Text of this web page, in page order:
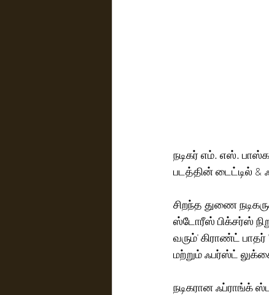
நடிகர் எம். எஸ்.
படத்தின் டைட்டில் &
சிறந்த துணை
ஸ்டோரீஸ் பிக்சர்ஸ்
வரும்' கிராண்ட் பாதர்
மற்றும் ஃபர்ஸ்ட்
நடிகரான ஃப்ராங்க்